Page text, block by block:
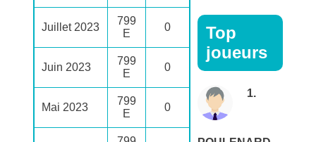
Juillet 2023
799
E
0
Juin 2023
799
E
0
Mai 2023
799
E
0
Top
joueurs
1.